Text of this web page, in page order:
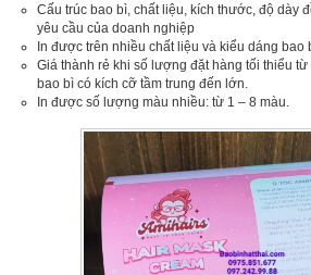
Cấu trúc bao bì, chất liệu, kích thước, độ dày
yêu cầu của doanh nghiệp
In được trên nhiều chất liệu và kiểu dáng bao
Giá thành rẻ khi số lượng đặt hàng tối thiểu
bao bì có kích cỡ tầm trung đến lớn.
In được số lượng màu nhiều: từ 1 – 8 màu.